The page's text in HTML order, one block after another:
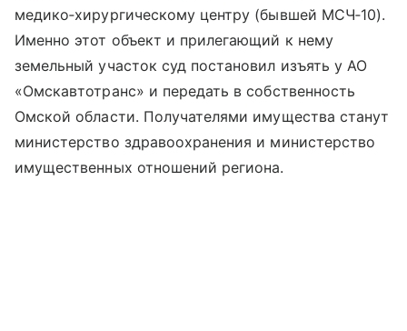
медико‑хирургическому центру (бывшей МСЧ‑10).
Именно этот объект и прилегающий к нему
земельный участок суд постановил изъять у АО
«Омскавтотранс» и передать в собственность
Омской области. Получателями имущества станут
министерство здравоохранения и министерство
имущественных отношений региона.